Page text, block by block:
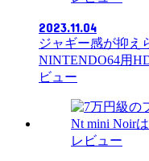
2023.11.04
ジャギー感が抑え
NINTENDO64用
ビュー
レビュー